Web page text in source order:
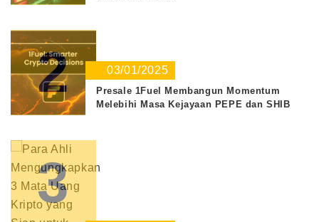
2 03/01/2025
Presale 1Fuel Membangun Momentum
Melebihi Masa Kejayaan PEPE dan SHIB
3